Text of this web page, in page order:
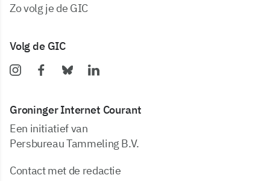
zo volg je de GIC
Volg de GIC
Groninger Internet Courant
Een initiatief van
Persbureau Tammeling B.V.
Contact met de redactie